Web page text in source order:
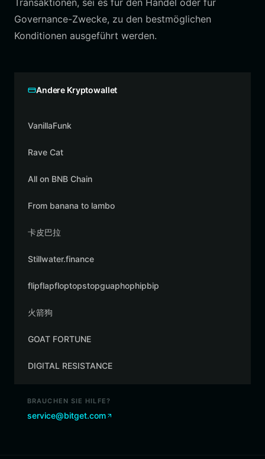
Transaktionen, sei es für den Handel oder für
Governance-Zwecke, zu den bestmöglichen
Konditionen ausgeführt werden.
Andere Kryptowallet
VanillaFunk
Rave Cat
All on BNB Chain
From banana to lambo
卡皮巴拉
Stillwater.finance
flipflapfloptopstopguaphophipbip
火箭狗
GOAT FORTUNE
DIGITAL RESISTANCE
BRAUCHEN SIE HILFE?
service@bitget.com